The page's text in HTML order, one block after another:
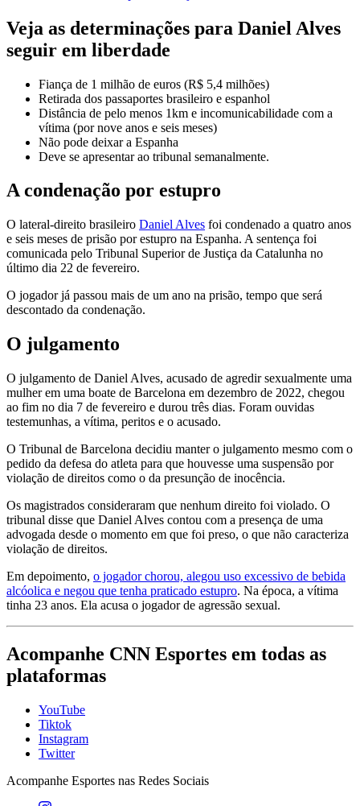
Veja as determinações para Daniel Alves
seguir em liberdade
Fiança de 1 milhão de euros (R$ 5,4 milhões)
Retirada dos passaportes brasileiro e espanhol
Distância de pelo menos 1km e incomunicabilidade com a
vítima (por nove anos e seis meses)
Não pode deixar a Espanha
Deve se apresentar ao tribunal semanalmente.
A condenação por estupro
O lateral-direito brasileiro Daniel Alves foi condenado a quatro anos
e seis meses de prisão por estupro na Espanha. A sentença foi
comunicada pelo Tribunal Superior de Justiça da Catalunha no
último dia 22 de fevereiro.
O jogador já passou mais de um ano na prisão, tempo que será
descontado da condenação.
O julgamento
O julgamento de Daniel Alves, acusado de agredir sexualmente uma
mulher em uma boate de Barcelona em dezembro de 2022, chegou
ao fim no dia 7 de fevereiro e durou três dias. Foram ouvidas
testemunhas, a vítima, peritos e o acusado.
O Tribunal de Barcelona decidiu manter o julgamento mesmo com o
pedido da defesa do atleta para que houvesse uma suspensão por
violação de direitos como o da presunção de inocência.
Os magistrados consideraram que nenhum direito foi violado. O
tribunal disse que Daniel Alves contou com a presença de uma
advogada desde o momento em que foi preso, o que não caracteriza
violação de direitos.
Em depoimento, o jogador chorou, alegou uso excessivo de bebida
alcóolica e negou que tenha praticado estupro. Na época, a vítima
tinha 23 anos. Ela acusa o jogador de agressão sexual.
Acompanhe CNN Esportes em todas as
plataformas
YouTube
Tiktok
Instagram
Twitter
Acompanhe Esportes nas Redes Sociais